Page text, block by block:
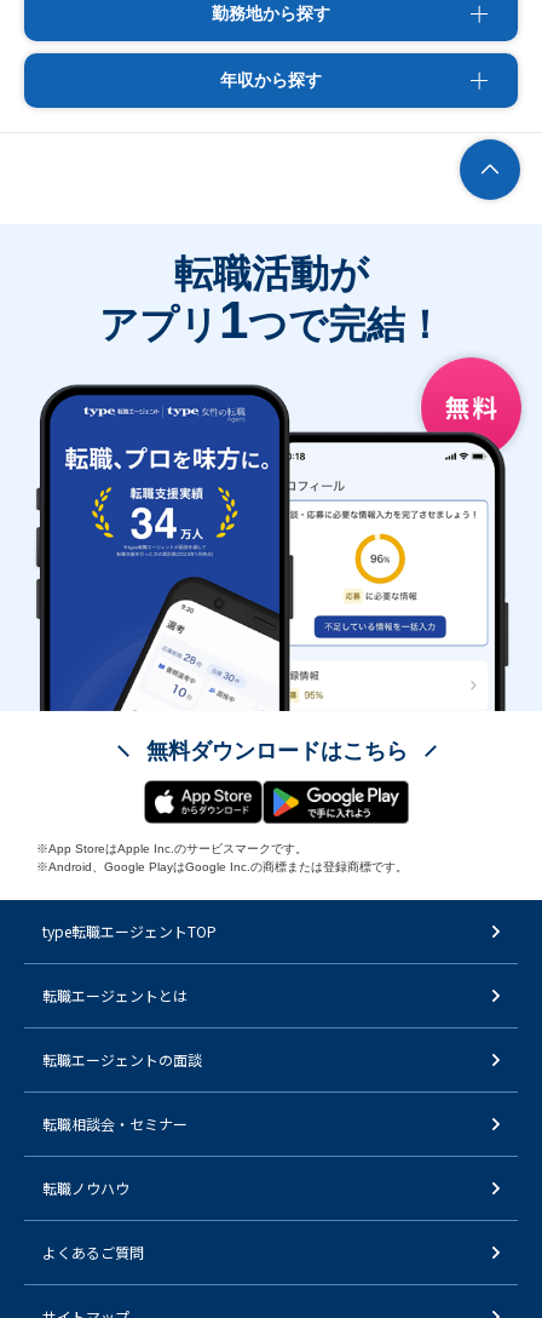
勤務地から探す
年収から探す
転職活動が
アプリ 1つで完結！
無料ダウンロードはこちら
※App StoreはApple Inc.のサービスマークです。
※Android、Google PlayはGoogle Inc.の商標または登録商標です。
type転職エージェントTOP
転職エージェントとは
転職エージェントの面談
転職相談会・セミナー
転職ノウハウ
よくあるご質問